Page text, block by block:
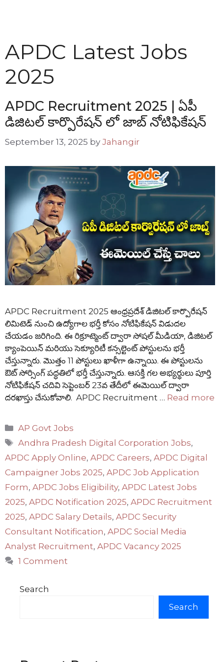
APDC Latest Jobs
2025
APDC Recruitment 2025 | ఏపీ
డిజిటల్ కార్పొరేషన్ లో జాబ్ నోటిఫికేషన్
September 13, 2025 by Jahangir
APDC Recruitment 2025 ఆంధ్రప్రదేశ్ డిజిటల్ కార్పొరేషన్
లిమిటెడ్ నుంచి ఉద్యోగాల భర్తీ కోసం నోటిఫికేషన్ విడుదల
చేయడం జరిగింది. ఈ రిక్రూట్మెంట్ ద్వారా సోషల్ మీడియా, డిజిటల్
క్యాంపెయిన్ మరియు సెక్యూరిటీ కన్సల్టెంట్ పోస్టులను భర్తీ
చేస్తున్నారు. మొత్తం 11 పోస్టులు ఖాళీగా ఉన్నాయి. ఈ పోస్టులను
ఔట్ సోర్సింగ్ పద్ధతిలో భర్తీ చేస్తున్నారు. ఆసక్తి గల అభ్యర్థులు పూర్తి
నోటిఫికేషన్ చదివి సెప్టెంబర్ 23వ తేదీలో ఈమెయిల్ ద్వారా
దరఖాస్తు చేసుకోవాలి. APDC Recruitment … Read more
Categories
AP Govt Jobs
Tags
Andhra Pradesh Digital Corporation Jobs,
APDC Apply Online, APDC Careers, APDC Digital
Campaigner Jobs 2025, APDC Job Application
Form, APDC Jobs Eligibility, APDC Latest Jobs
2025, APDC Notification 2025, APDC Recruitment
2025, APDC Salary Details, APDC Security
Consultant Notification, APDC Social Media
Analyst Recruitment, APDC Vacancy 2025
1 Comment
Search
Search